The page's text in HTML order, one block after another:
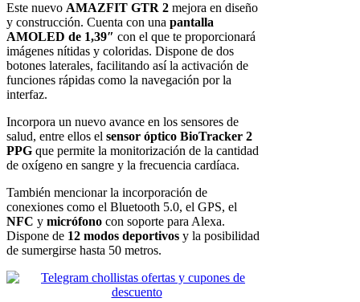
Este nuevo AMAZFIT GTR 2 mejora en diseño
y construcción. Cuenta con una pantalla
AMOLED de 1,39″ con el que te proporcionará
imágenes nítidas y coloridas. Dispone de dos
botones laterales, facilitando así la activación de
funciones rápidas como la navegación por la
interfaz.
Incorpora un nuevo avance en los sensores de
salud, entre ellos el sensor óptico BioTracker 2
PPG que permite la monitorización de la cantidad
de oxígeno en sangre y la frecuencia cardíaca.
También mencionar la incorporación de
conexiones como el Bluetooth 5.0, el GPS, el
NFC y micrófono con soporte para Alexa.
Dispone de 12 modos deportivos y la posibilidad
de sumergirse hasta 50 metros.